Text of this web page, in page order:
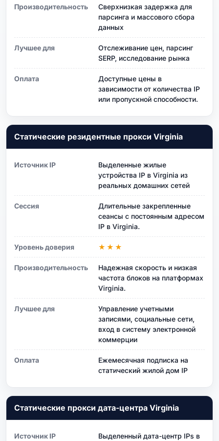
Производительность
Сверхнизкая задержка для
парсинга и массового сбора
данных
Лучшее для
Отслеживание цен, парсинг
SERP, исследование рынка
Оплата
Доступные цены в
зависимости от количества IP
или пропускной способности.
Статические резидентные прокси Virginia
Источник IP
Выделенные жилые
устройства IP в Virginia из
реальных домашних сетей
Сессия
Длительные закрепленные
сеансы с постоянным адресом
IP в Virginia.
Уровень доверия ★★★
Производительность
Надежная скорость и низкая
частота блоков на платформах
Virginia.
Лучшее для
Управление учетными
записями, социальные сети,
вход в систему электронной
коммерции
Оплата
Ежемесячная подписка на
статический жилой дом IP
Статические прокси дата-центра Virginia
Источник IP
Выделенный дата-центр IPs в